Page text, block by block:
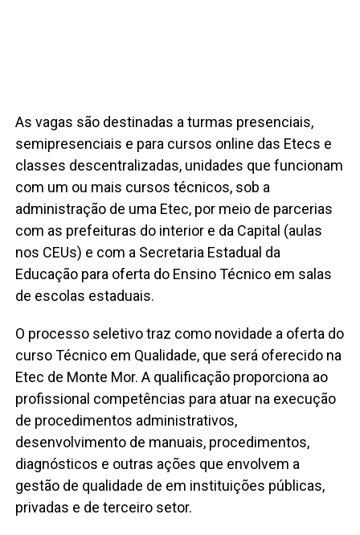
As vagas são destinadas a turmas presenciais,
semipresenciais e para cursos online das Etecs e
classes descentralizadas, unidades que funcionam
com um ou mais cursos técnicos, sob a
administração de uma Etec, por meio de parcerias
com as prefeituras do interior e da Capital (aulas
nos CEUs) e com a Secretaria Estadual da
Educação para oferta do Ensino Técnico em salas
de escolas estaduais.
O processo seletivo traz como novidade a oferta do
curso Técnico em Qualidade, que será oferecido na
Etec de Monte Mor. A qualificação proporciona ao
profissional competências para atuar na execução
de procedimentos administrativos,
desenvolvimento de manuais, procedimentos,
diagnósticos e outras ações que envolvem a
gestão de qualidade de em instituições públicas,
privadas e de terceiro setor.